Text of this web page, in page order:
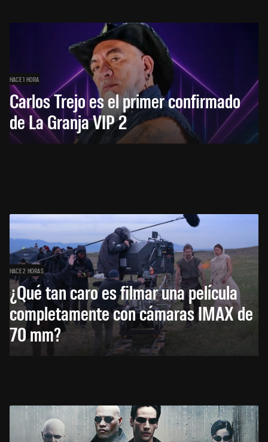
HACE 1 HORA
Carlos Trejo es el primer confirmado
de La Granja VIP 2
HACE 2 HORAS
¿Qué tan caro es filmar una película
completamente con cámaras IMAX de
70 mm?